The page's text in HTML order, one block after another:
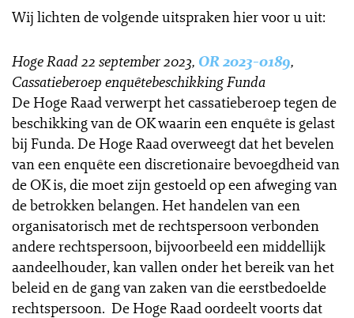
Wij lichten de volgende uitspraken hier voor u uit:
Hoge Raad 22 september 2023, OR 2023-0189,
Cassatieberoep enquêtebeschikking Funda
De Hoge Raad verwerpt het cassatieberoep tegen de
beschikking van de OK waarin een enquête is gelast
bij Funda. De Hoge Raad overweegt dat het bevelen
van een enquête een discretionaire bevoegdheid van
de OK is, die moet zijn gestoeld op een afweging van
de betrokken belangen. Het handelen van een
organisatorisch met de rechtspersoon verbonden
andere rechtspersoon, bijvoorbeeld een middellijk
aandeelhouder, kan vallen onder het bereik van het
beleid en de gang van zaken van die eerstbedoelde
rechtspersoon. De Hoge Raad oordeelt voorts dat